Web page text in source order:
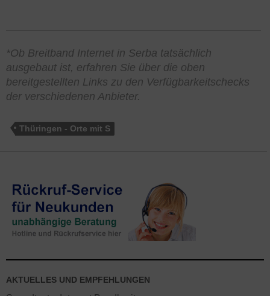
*Ob Breitband Internet in Serba tatsächlich
ausgebaut ist, erfahren Sie über die oben
bereitgestellten Links zu den Verfügbarkeitschecks
der verschiedenen Anbieter.
Thüringen - Orte mit S
AKTUELLES UND EMPFEHLUNGEN